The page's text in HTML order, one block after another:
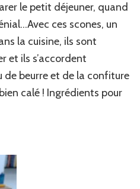
le petit déjeuner, quand
ces scones, un
la cuisine, ils sont
et ils s’accordent
beurre et de la confiture
calé ! Ingrédients pour